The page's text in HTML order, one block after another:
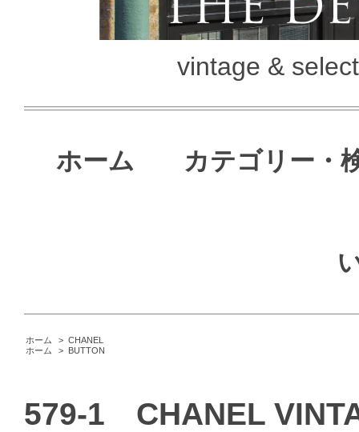
vintage &
ホーム カテゴリー・
ホーム > CHANEL
ホーム
> BUTTON
579-1 CHANEL